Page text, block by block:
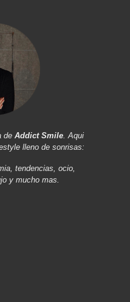
de Addict Smile. Aqui
lleno de sonrisas:
tendencias, ocio,
y mucho mas.